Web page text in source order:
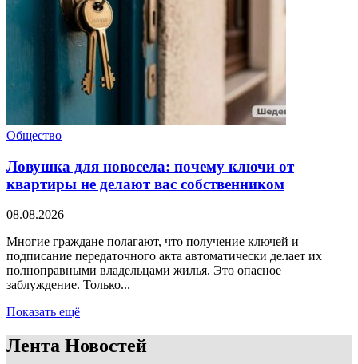
Общество
Ловушка для новосела: почему ключи от
квартиры не делают вас собственником
08.08.2026
Многие граждане полагают, что получение ключей и
подписание передаточного акта автоматически делает их
полноправными владельцами жилья. Это опасное
заблуждение. Только...
Показать ещё
Лента Новостей